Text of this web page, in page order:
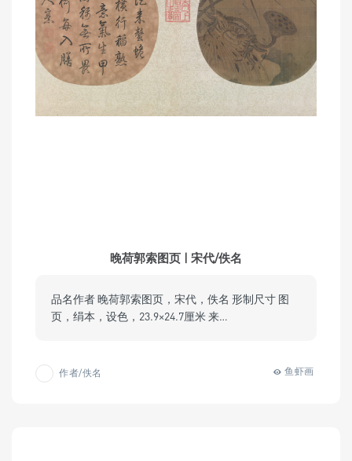
晚荷郭索图页 | 宋代/佚名
品名作者 晚荷郭索图页，宋代，佚名 形制尺寸 图
页，绢本，设色，23.9×24.7厘米 来…
作者/佚名 鱼虾画